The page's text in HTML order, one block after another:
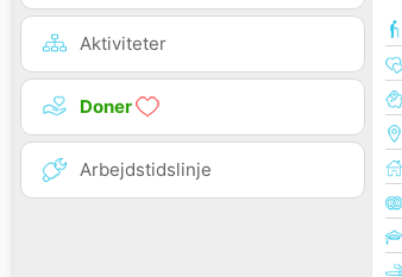
Aktiviteter
Doner
Arbejdstidslinje